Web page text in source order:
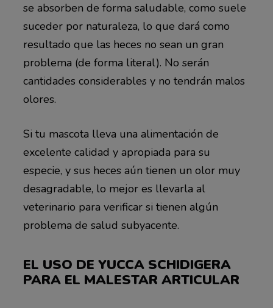
se absorben de forma saludable, como suele
suceder por naturaleza, lo que dará como
resultado que las heces no sean un gran
problema (de forma literal). No serán
cantidades considerables y no tendrán malos
olores.
Si tu mascota lleva una alimentación de
excelente calidad y apropiada para su
especie, y sus heces aún tienen un olor muy
desagradable, lo mejor es llevarla al
veterinario para verificar si tienen algún
problema de salud subyacente.
EL USO DE YUCCA SCHIDIGERA
PARA EL MALESTAR ARTICULAR